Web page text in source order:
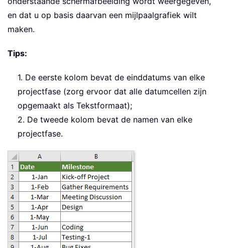
en dat u op basis daarvan een mijlpaalgrafiek wilt
maken.
Tips:
1. De eerste kolom bevat de einddatums van elke
projectfase (zorg ervoor dat alle datumcellen zijn
opgemaakt als Tekstformaat);
2. De tweede kolom bevat de namen van elke
projectfase.